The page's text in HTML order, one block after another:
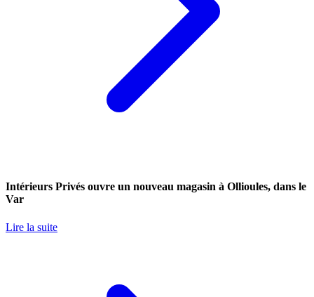
Intérieurs Privés ouvre un nouveau magasin à Ollioules, dans le
Var
Lire la suite